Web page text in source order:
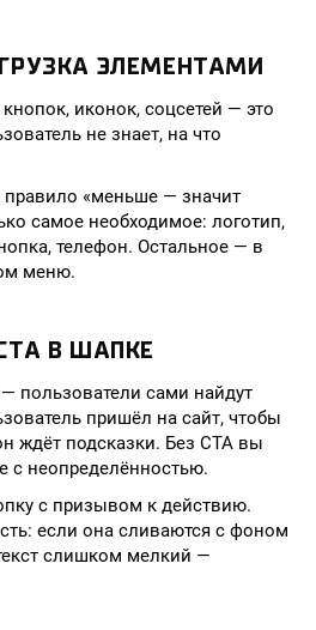
ЭЛЕМЕНТАМИ
иконок, соцсетей — это
не знает, на что
правило «меньше — значит
самое необходимое: логотип,
телефон. Остальное — в
меню.
В ШАПКЕ
пользователи сами найдут
пришёл на сайт, чтобы
ждёт подсказки. Без CTA вы
с неопределённостью.
с призывом к действию.
если она сливаются с фоном
слишком мелкий —